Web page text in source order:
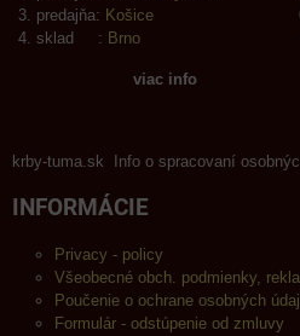
predajňa: Košice 0915
sklad : Brno +420 739
viac info
krby-tuma.sk Info o spracovaní
INFORMÁCIE
Privacy - policy
Všeobecné obch. podmienky,
Poučenie o ochrane osobných
Formulár - odstúpenie od zmluvy